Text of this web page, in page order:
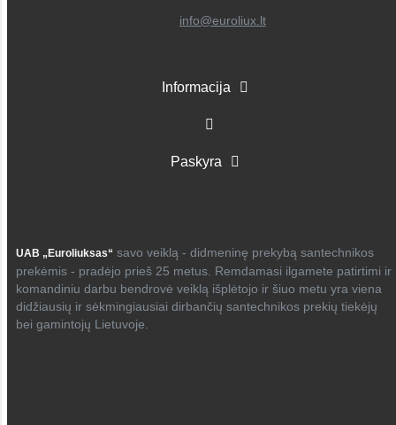
info@euroliux.lt
Informacija
Paskyra
UAB „Euroliuksas“ savo veiklą - didmeninę prekybą santechnikos
prekėmis - pradėjo prieš 25 metus. Remdamasi ilgamete patirtimi ir
komandiniu darbu bendrovė veiklą išplėtojo ir šiuo metu yra viena
didžiausių ir sėkmingiausiai dirbančių santechnikos prekių tiekėjų
bei gamintojų Lietuvoje.